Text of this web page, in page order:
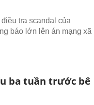
tra scandal của
báo lớn lên án mạng xã
ba tuần trước bê